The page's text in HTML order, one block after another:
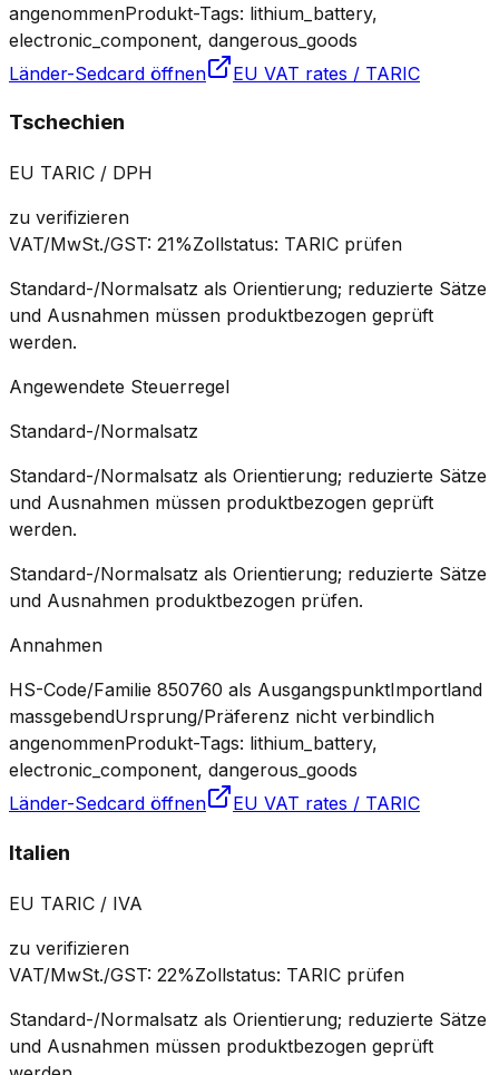
angenommenProdukt-Tags: lithium_battery,
electronic_component, dangerous_goods
Länder-Sedcard öffnen
EU VAT rates / TARIC
Tschechien
EU TARIC / DPH
zu verifizieren
VAT/MwSt./GST: 21%Zollstatus: TARIC prüfen
Standard-/Normalsatz als Orientierung; reduzierte Sätze
und Ausnahmen müssen produktbezogen geprüft
werden.
Angewendete Steuerregel
Standard-/Normalsatz
Standard-/Normalsatz als Orientierung; reduzierte Sätze
und Ausnahmen müssen produktbezogen geprüft
werden.
Standard-/Normalsatz als Orientierung; reduzierte Sätze
und Ausnahmen produktbezogen prüfen.
Annahmen
HS-Code/Familie 850760 als AusgangspunktImportland
massgebendUrsprung/Präferenz nicht verbindlich
angenommenProdukt-Tags: lithium_battery,
electronic_component, dangerous_goods
Länder-Sedcard öffnen
EU VAT rates / TARIC
Italien
EU TARIC / IVA
zu verifizieren
VAT/MwSt./GST: 22%Zollstatus: TARIC prüfen
Standard-/Normalsatz als Orientierung; reduzierte Sätze
und Ausnahmen müssen produktbezogen geprüft